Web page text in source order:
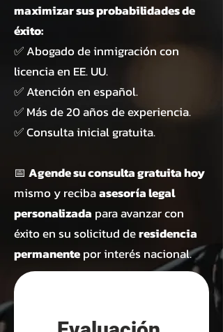
maximizar sus probabilidades de
éxito:
✅ Abogado de inmigración con
licencia en EE. UU.
✅ Atención en español.
✅ Más de 20 años de experiencia.
✅ Consulta inicial gratuita.
📅 Agende su consulta gratuita hoy
mismo y recibaasesoría legal
personalizada para avanzar con
éxito en su solicitud deresidencia
permanentepor interés nacional.